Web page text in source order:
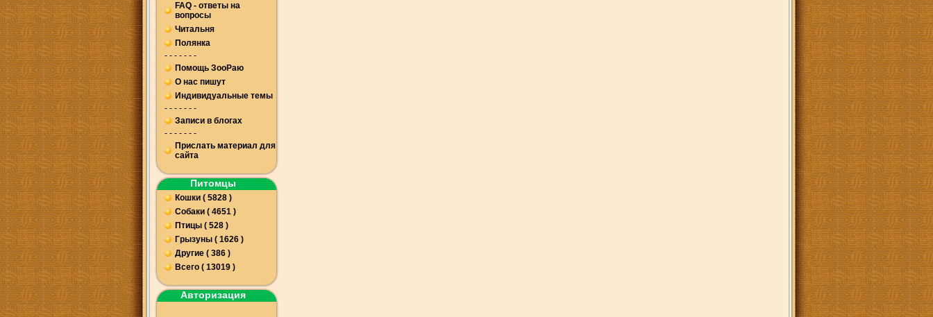
FAQ - ответы на
вопросы
Читальня
Полянка
- - - - - - -
Помощь ЗооРаю
О нас пишут
Индивидуальные темы
- - - - - - -
Записи в блогах
- - - - - - -
Прислать материал для
сайта
Питомцы
Кошки ( 5828 )
Собаки ( 4651 )
Птицы ( 528 )
Грызуны ( 1626 )
Другие ( 386 )
Всего ( 13019 )
Авторизация